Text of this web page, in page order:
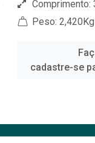
Comprimento:
Peso: 2,420Kg
cadastre-se